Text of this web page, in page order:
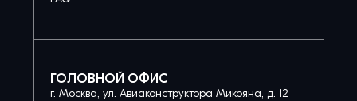
ГОЛОВНОЙ ОФИС
г. Москва, ул. Авиаконструктора Микояна, д. 12